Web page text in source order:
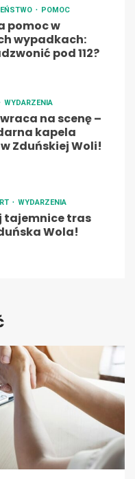
POMOC
pomoc w
wypadkach:
pod 112?
WYDARZENIA
na scenę –
kapela
Zduńskiej Woli!
WYDARZENIA
tajemnice tras
Wola!